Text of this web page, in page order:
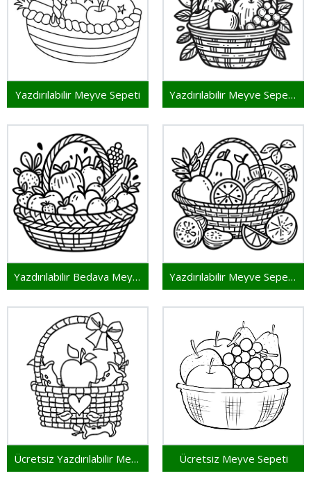
Yazdırılabilir Meyve Sepeti Yazdırılabilir Meyve Sepeti Ücretsiz
Yazdırılabilir Bedava Meyve Sepeti Yazdırılabilir Meyve Sepeti Görseli
Ücretsiz Yazdırılabilir Meyve Sepeti Ücretsiz Meyve Sepeti